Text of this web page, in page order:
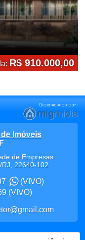
R$ 910.000,00
Imóveis
de Empresas
/RJ, 22640-102
(VIVO)
(VIVO)